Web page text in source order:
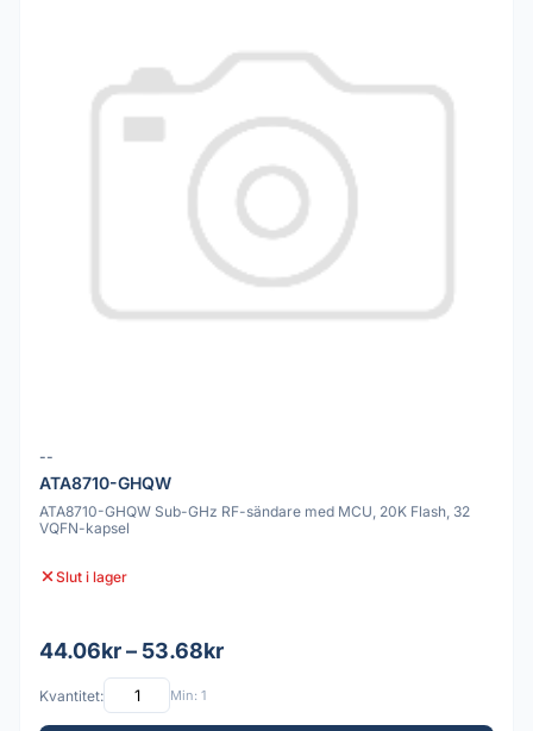
--
ATA8710-GHQW
ATA8710-GHQW Sub-GHz RF-sändare med MCU, 20K Flash, 32
VQFN-kapsel
Slut i lager
44.06kr – 53.68kr
Kvantitet: Min: 1